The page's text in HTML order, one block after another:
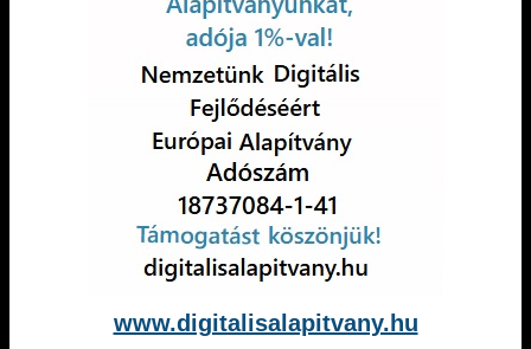
www.digitalisalapitvany.hu